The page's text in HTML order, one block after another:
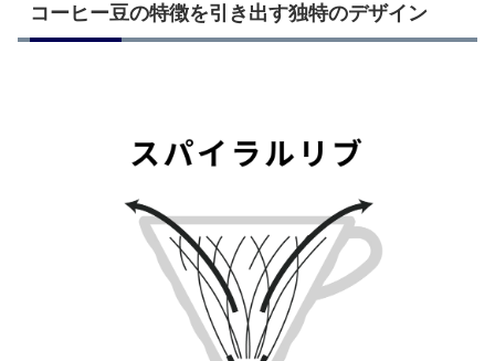
コーヒー豆の特徴を引き出す独特のデザイン